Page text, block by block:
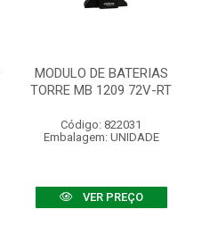
MODULO DE BATERIAS
TORRE MB 1209 72V-RT
Código: 822031
Embalagem: UNIDADE
VER PREÇO